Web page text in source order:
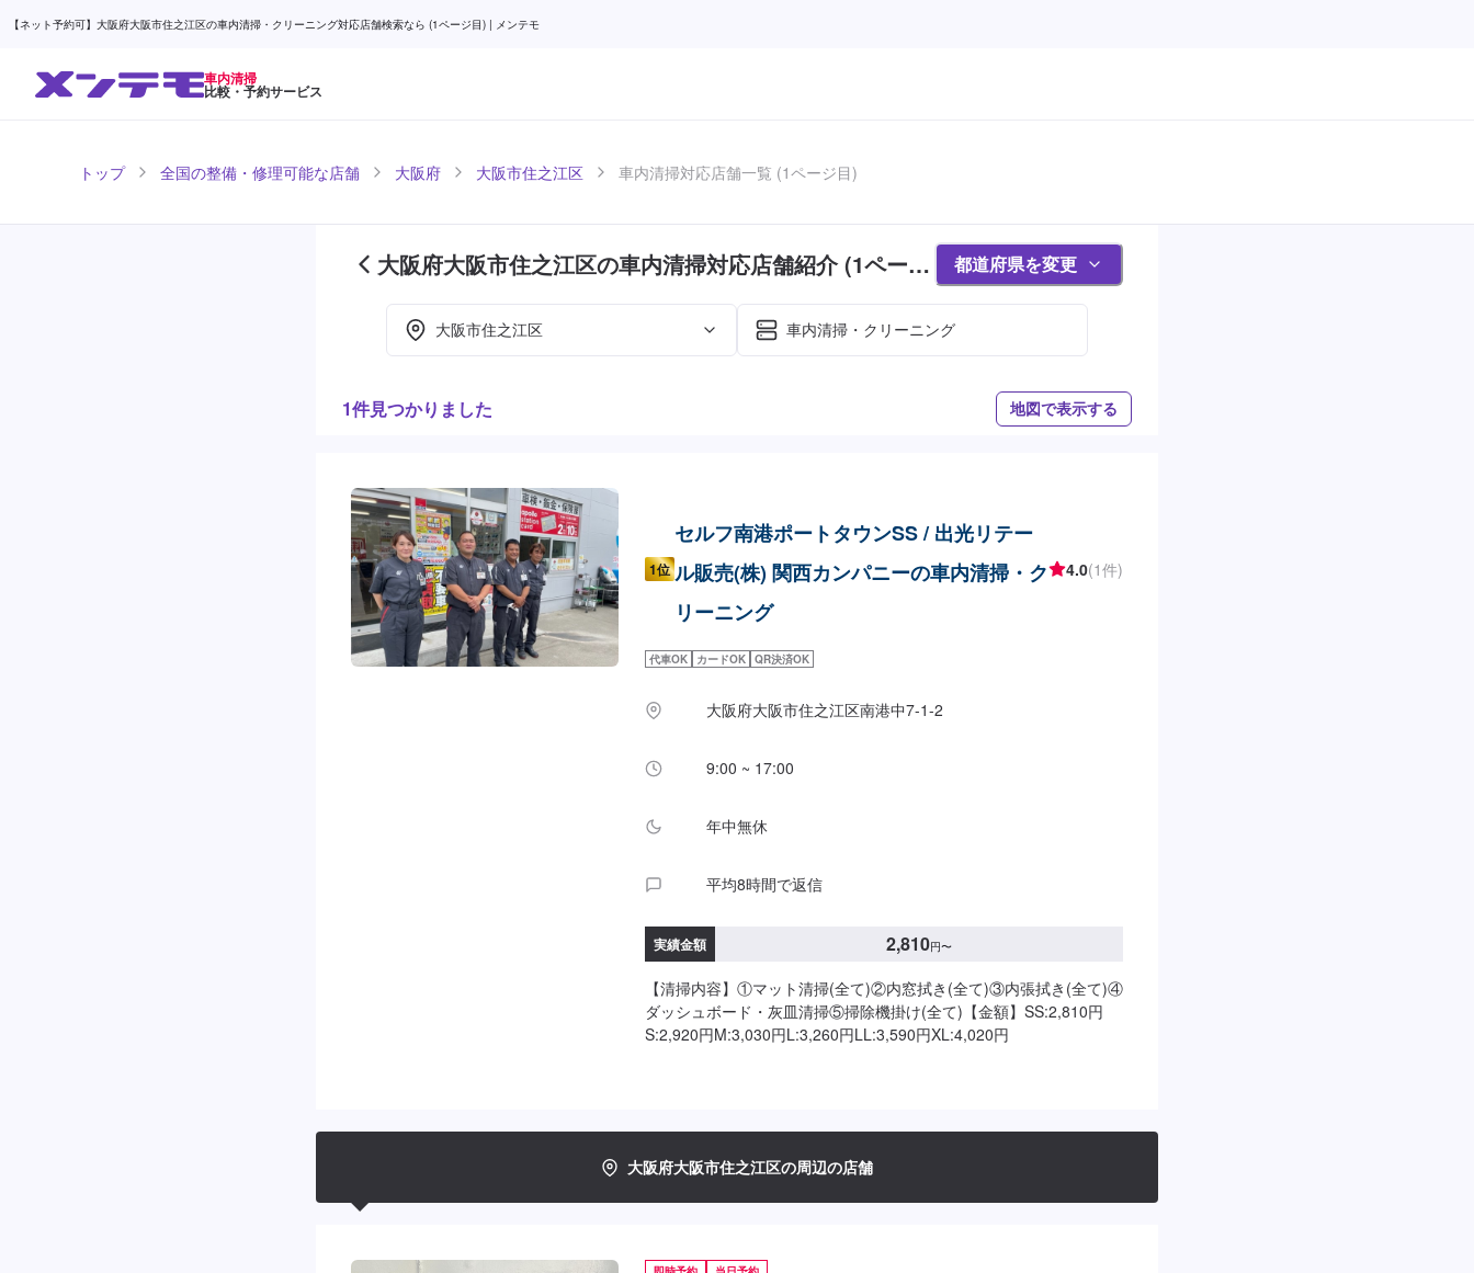
【ネット予約可】大阪府大阪市住之江区の車内清掃・クリーニング対応店舗検索なら (1ページ目) | メンテモ
車内清掃
比較・予約サービス
トップ 全国の整備・修理可能な店舗 大阪府 大阪市住之江区 車内清掃対応店舗一覧 (1ページ目)
大阪府大阪市住之江区の車内清掃対応店舗紹介 (1ページ
目)
都道府県を変更
大阪市住之江区 車内清掃・クリーニング
1件見つかりました 地図で表示する
1位
セルフ南港ポートタウンSS / 出光リテー
ル販売(株) 関西カンパニーの車内清掃・ク
リーニング
4.0(1件)
代車OK カードOK QR決済OK
大阪府大阪市住之江区南港中7-1-2
9:00 ~ 17:00
年中無休
平均8時間で返信
実績金額 2,810円〜
【清掃内容】①マット清掃(全て)②内窓拭き(全て)③内張拭き(全て)④
ダッシュボード・灰皿清掃⑤掃除機掛け(全て)【金額】SS:2,810円
S:2,920円M:3,030円L:3,260円LL:3,590円XL:4,020円
大阪府大阪市住之江区の周辺の店舗